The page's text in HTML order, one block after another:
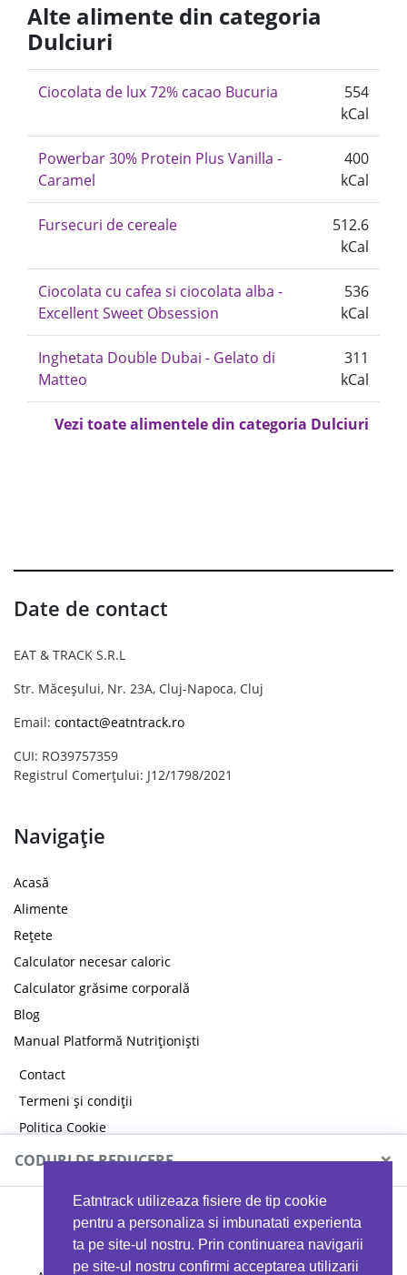
Eatntrack utilizeaza fisiere de tip cookie
pentru a personaliza si imbunatati experienta
ta pe site-ul nostru. Prin continuarea navigarii
pe site-ul nostru confirmi acceptarea utilizarii
Alte alimente din categoria
Dulciuri
Ciocolata de lux 72% cacao Bucuria
554
kCal
Powerbar 30% Protein Plus Vanilla -
Caramel
400
kCal
Fursecuri de cereale
512.6
kCal
Ciocolata cu cafea si ciocolata alba -
Excellent Sweet Obsession
536
kCal
Inghetata Double Dubai - Gelato di
Matteo
311
kCal
Vezi toate alimentele din categoria Dulciuri
Date de contact
EAT & TRACK S.R.L
Str. Măceșului, Nr. 23A, Cluj-Napoca, Cluj
Email: contact@eatntrack.ro
CUI: RO39757359
Registrul Comerțului: J12/1798/2021
Navigație
Acasă
Alimente
Rețete
Calculator necesar caloric
Calculator grăsime corporală
Blog
Manual Platformă Nutriționiști
Contact
Termeni și condiții
Politica Cookie
Politica de confidențialitate
CODURI DE REDUCERE ×
MYPROTEIN